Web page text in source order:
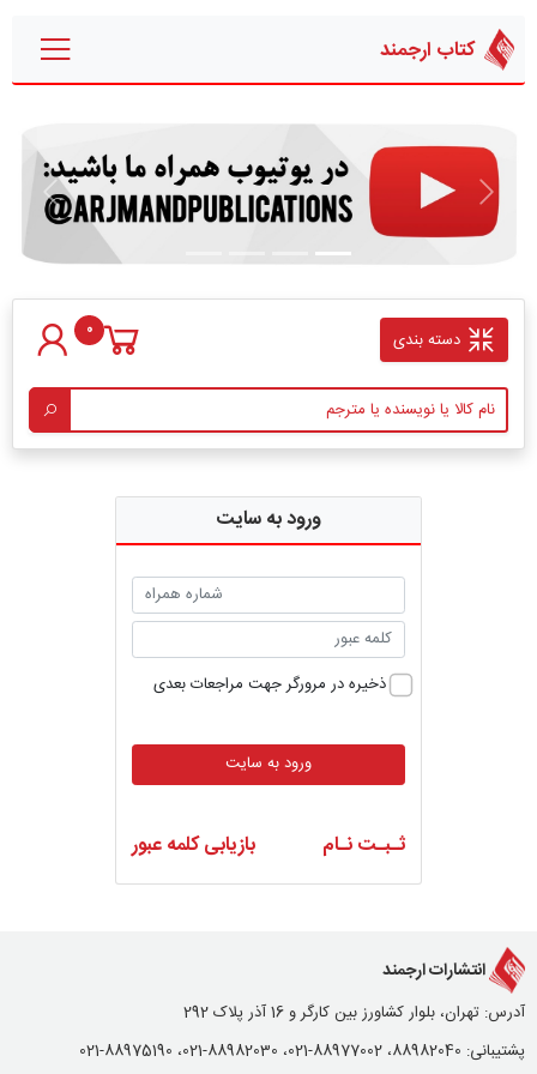
کتاب ارجمند
قبلی بعدی
دسته بندی 0
ورود به سایت
ذخیره در مرورگر جهت مراجعات بعدی
ورود به سایت
ثـبـت نـام بازیابی کلمه عبور
انتشارات ارجمند
آدرس: تهران، بلوار کشاورز بین کارگر و 16 آذر پلاک 292
پشتیبانی: 88982040، 88977002-021، 88982030-021، 88975190-021